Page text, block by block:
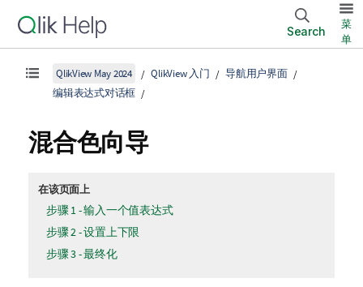
Search
菜
单
QlikView May 2024 QlikView 入门
导航用户界面
编辑表达式对话框
混合色向导
在该页面上
步骤 1 - 输入一个值表达式
步骤 2 - 设置上下限
步骤 3 - 最终化